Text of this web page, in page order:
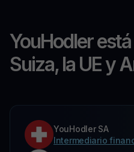
YouHodler
Suiza, la UE y
YouHodler SA
Intermediario